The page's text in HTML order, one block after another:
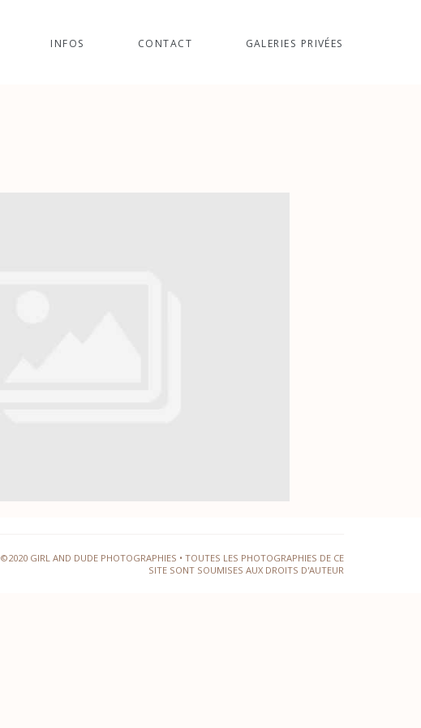
INFOS CONTACT GALERIES PRIVÉES
©2020 GIRL AND DUDE PHOTOGRAPHIES • TOUTES LES PHOTOGRAPHIES DE CE
SITE SONT SOUMISES AUX DROITS D'AUTEUR